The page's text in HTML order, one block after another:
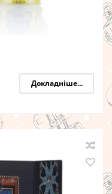
Докладніше...